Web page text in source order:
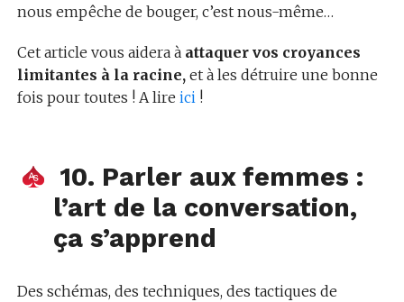
nous empêche de bouger, c’est nous-même…
Cet article vous aidera àattaquer vos croyances
limitantes à la racine, et à les détruire une bonne
fois pour toutes ! A lire ici!
10. Parler aux femmes :
l’art de la conversation,
ça s’apprend
Des schémas, des techniques, des tactiques de